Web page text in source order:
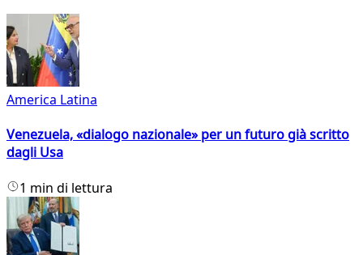
America Latina
Venezuela, «dialogo nazionale» per un futuro già scritto
dagli Usa
1 min di lettura